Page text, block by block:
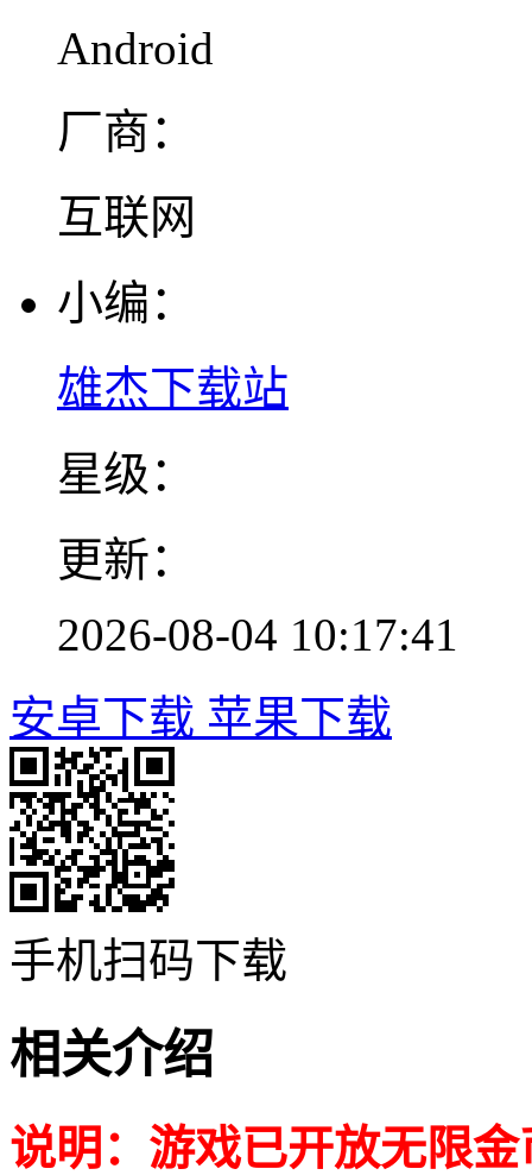
Android
厂商：
互联网
小编：
雄杰下载站
星级：
更新：
2026-08-04 10:17:41
安卓下载 苹果下载
手机扫码下载
相关介绍
说明：游戏已开放无限